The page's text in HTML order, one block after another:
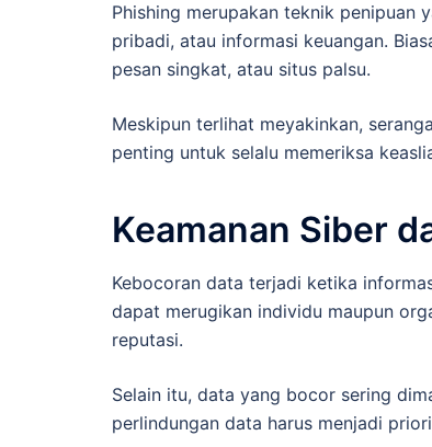
Phishing merupakan teknik penipuan
pribadi, atau informasi keuangan.
pesan singkat, atau situs palsu.
Meskipun terlihat meyakinkan,
penting untuk selalu memeriksa
Keamanan Siber
Kebocoran data terjadi ketika
dapat merugikan individu maupun
reputasi.
Selain itu, data yang bocor sering
perlindungan data harus menjadi